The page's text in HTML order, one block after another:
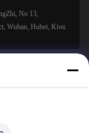
No 13,
Wuhan, Hubei, Κίνα.